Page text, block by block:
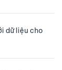
dữ liệu cho